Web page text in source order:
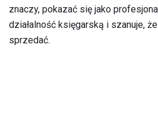
znaczy, pokazać się jako
działalność księgarską i szanuje,
sprzedać.